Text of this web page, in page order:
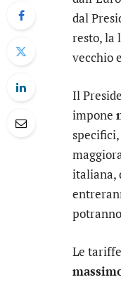
dal
resto, la
vecchio
Il
impone
italiana,
Le